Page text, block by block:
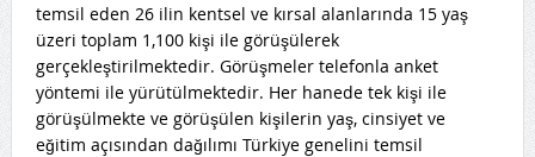
temsil eden 26 ilin kentsel ve kırsal alanlarında 15 yaş
üzeri toplam 1,100 kişi ile görüşülerek
gerçekleştirilmektedir. Görüşmeler telefonla anket
yöntemi ile yürütülmektedir. Her hanede tek kişi ile
görüşülmekte ve görüşülen kişilerin yaş, cinsiyet ve
eğitim açısından dağılımı Türkiye genelini temsil